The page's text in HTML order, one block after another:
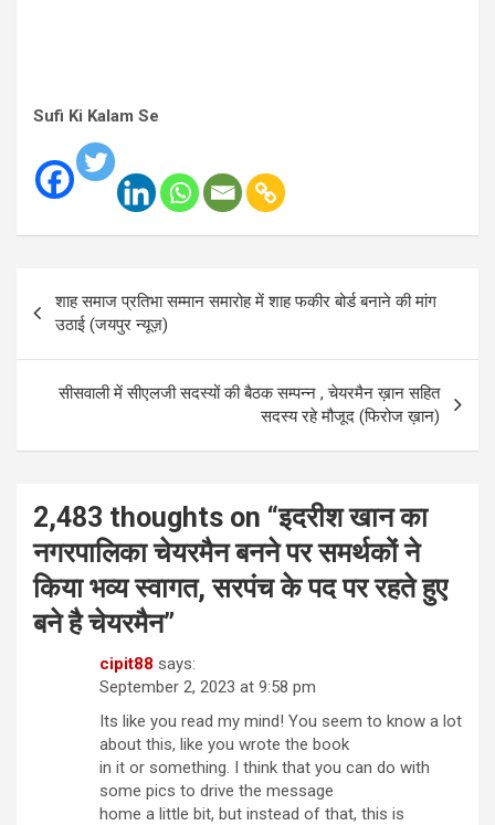
Sufi Ki Kalam Se
navigation
शाह समाज प्रतिभा सम्मान समारोह में शाह फकीर बोर्ड बनाने की मांग
उठाई (जयपुर न्यूज़)
सीसवाली में सीएलजी सदस्यों की बैठक सम्पन्न , चेयरमैन ख़ान सहित
सदस्य रहे मौजूद (फिरोज ख़ान)
2,483 thoughts on “इदरीश खान का
नगरपालिका चेयरमैन बनने पर समर्थकों ने
किया भव्य स्वागत, सरपंच के पद पर रहते हुए
बने है चेयरमैन”
cipit88 says:
September 2, 2023 at 9:58 pm
Its like you read my mind! You seem to know a lot
about this, like you wrote the book
in it or something. I think that you can do with
some pics to drive the message
home a little bit, but instead of that, this is